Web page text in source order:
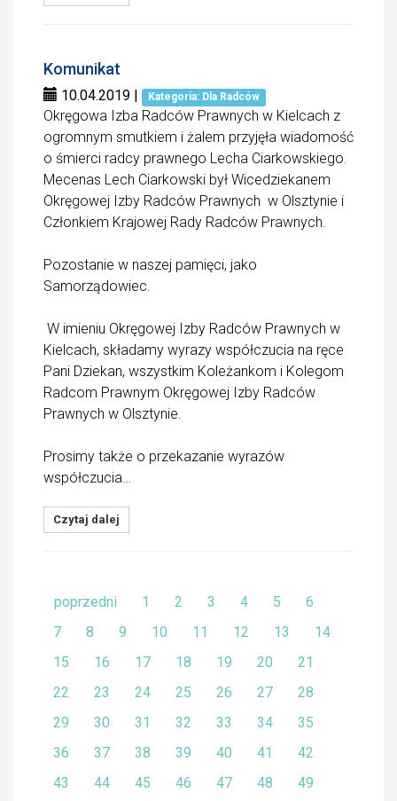
Komunikat
10.04.2019 | Kategoria: Dla Radców
Okręgowa Izba Radców Prawnych w Kielcach z
ogromnym smutkiem i żalem przyjęła wiadomość
o śmierci radcy prawnego Lecha Ciarkowskiego.
Mecenas Lech Ciarkowski był Wicedziekanem
Okręgowej Izby Radców Prawnych w Olsztynie i
Członkiem Krajowej Rady Radców Prawnych.
Pozostanie w naszej pamięci, jako
Samorządowiec.
W imieniu Okręgowej Izby Radców Prawnych w
Kielcach, składamy wyrazy współczucia na ręce
Pani Dziekan, wszystkim Koleżankom i Kolegom
Radcom Prawnym Okręgowej Izby Radców
Prawnych w Olsztynie.
Prosimy także o przekazanie wyrazów
współczucia…
Czytaj dalej
poprzedni 1 2 3 4 5
6
7
8 9 10 11 12 13
14
15
16 17 18 19 20
21
22
23 24 25 26 27
28
29
30 31 32 33 34
35
36
37 38 39 40 41
42
43
44 45 46 47 48 49